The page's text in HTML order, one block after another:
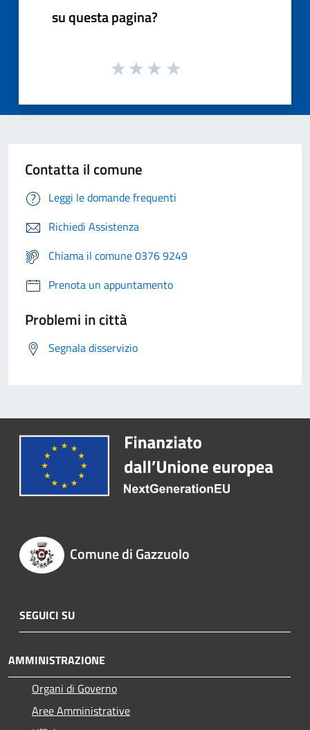
su questa pagina?
Contatta il comune
Leggi le domande frequenti
Richiedi Assistenza
Chiama il comune 0376 9249
Prenota un appuntamento
Problemi in città
Segnala disservizio
Comune di Gazzuolo
SEGUICI SU
AMMINISTRAZIONE
Organi di Governo
Aree Amministrative